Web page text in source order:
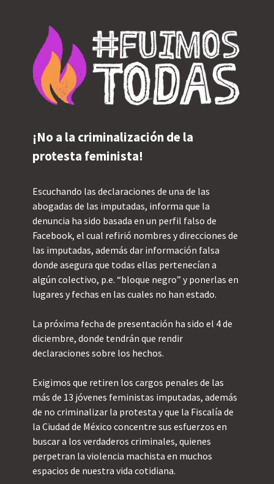
¡No a la criminalización de la
protesta feminista!
Escuchando las declaraciones de una de las
abogadas de las imputadas, informa que la
denuncia ha sido basada en un perfil falso de
Facebook, el cual refirió nombres y direcciones de
las imputadas, además dar información falsa
donde asegura que todas ellas pertenecían a
algún colectivo, p.e. “bloque negro” y ponerlas en
lugares y fechas en las cuales no han estado.
La próxima fecha de presentación ha sido el 4 de
diciembre, donde tendrán que rendir
declaraciones sobre los hechos.
Exigimos que retiren los cargos penales de las
más de 13 jóvenes feministas imputadas, además
de no criminalizar la protesta y que la Fiscalía de
la Ciudad de México concentre sus esfuerzos en
buscar a los verdaderos criminales, quienes
perpetran la violencia machista en muchos
espacios de nuestra vida cotidiana.